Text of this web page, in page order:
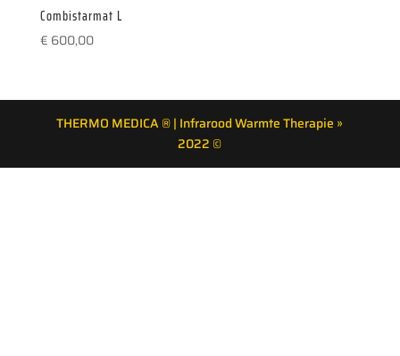
Combistarmat L
€ 600,00
THERMO MEDICA ® | Infrarood Warmte Therapie »
2022 ©